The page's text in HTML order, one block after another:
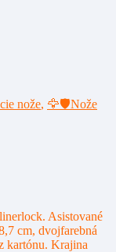
nože, 🦅🛡️Nože
Asistované
cm, dvojfarebná
kartónu. Krajina